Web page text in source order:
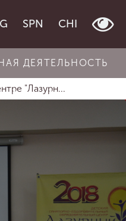
SPN CHI
ДЕЯТЕЛЬНОСТЬ
"Лазурн...